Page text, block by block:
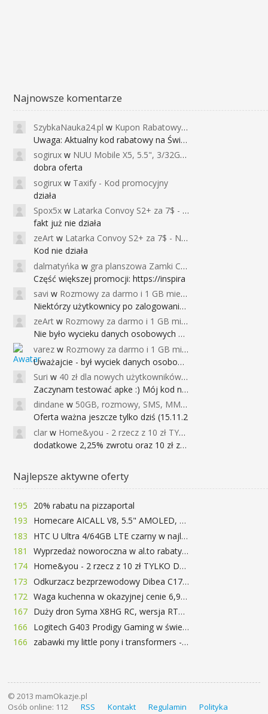
Najnowsze komentarze
SzybkaNauka24.pl w Kupon Rabatowy na Kurs Angielskiego dla Dzieci - FunEnglish
Uwaga: Aktualny kod rabatowy na Święta (
sogirux w NUU Mobile X5, 5.5", 3/32GB, czujnik linii papilarnych, 2950mAh, aparat 13MP za 267zł - Banggood
dobra oferta
sogirux w Taxify - Kod promocyjny
działa
Spox5x w Latarka Convoy S2+ za 7$ - Najniższa cena od 2017r
fakt już nie działa
zeArt w Latarka Convoy S2+ za 7$ - Najniższa cena od 2017r
Kod nie działa
dalmatyńka w gra planszowa Zamki Caladale za 39zł
Część większej promocji: https://inspira
savi w Rozmowy za darmo i 1 GB miesięcznie
Niektórzy użytkownicy po zalogowaniu do
zeArt w Rozmowy za darmo i 1 GB miesięcznie
Nie było wycieku danych osobowych a nieo
varez w Rozmowy za darmo i 1 GB miesięcznie
Uważajcie - był wyciek danych osobowych
Suri w 40 zł dla nowych użytkowników Google Pay (dawniej Android Pay)
Zaczynam testować apke :) Mój kod na 40
dindane w 50GB, rozmowy, SMS, MMS bez limitu przez 6 miesięcy za darmo za przeniesienie numeru do Play NEXT
Oferta ważna jeszcze tylko dziś (15.11.2
clar w Home&you - 2 rzecz z 10 zł TYLKO DZISIAJ
dodatkowe 2,25% zwrotu oraz 10 zł za r
Najlepsze aktywne oferty
195
20% rabatu na pizzaportal
193
Homecare AICALL V8, 5.5" AMOLED, 4/128GB, Snapdragon 652, LTE, QC3.0, 3400mAh za 416zł
183
HTC U Ultra 4/64GB LTE czarny w najlepszej cenie na rynku 799 zł!!!
181
Wyprzedaż noworoczna w al.to rabaty do 72%
174
Home&you - 2 rzecz z 10 zł TYLKO DZISIAJ
173
Odkurzacz bezprzewodowy Dibea C17 za 77.99$ (~290zł)
172
Waga kuchenna w okazyjnej cenie 6,99$
167
Duży dron Syma X8HG RC, wersja RTF, kamera 8MP za 62$ (~233zł) - TomTop
166
Logitech G403 Prodigy Gaming w świetnej cenie 169 zł
166
zabawki my little pony i transformers -50%!
© 2013 mamOkazje.pl
Osób online: 112
RSS Kontakt Regulamin
Polityka